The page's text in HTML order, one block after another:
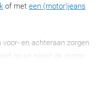
of met een (motor)jeans
en achteraan zorgen
op en naast de motor.
verbeterd. De